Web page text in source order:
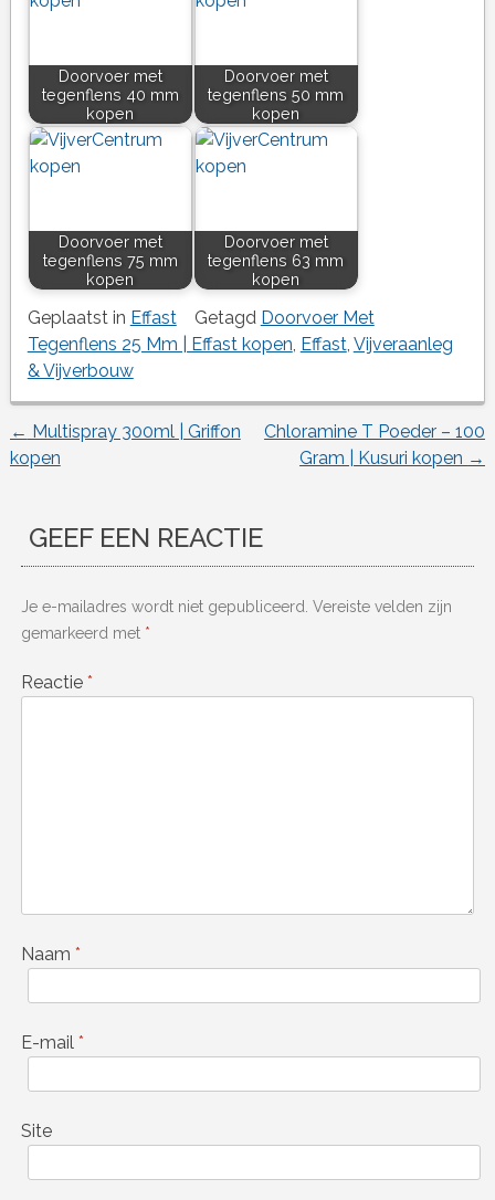
Doorvoer met
tegenflens 40 mm
kopen
Doorvoer met
tegenflens 50 mm
kopen
Doorvoer met
tegenflens 75 mm
kopen
Doorvoer met
tegenflens 63 mm
kopen
Geplaatst in Effast Getagd Doorvoer Met
Tegenflens 25 Mm | Effast kopen Effast, Vijveraanleg
& Vijverbouw
Berichtnavigatie
← Multispray 300ml | Griffon
kopen
Chloramine T Poeder – 100
Gram | Kusuri kopen →
GEEF EEN REACTIE
Je e-mailadres wordt niet gepubliceerd. Vereiste velden zijn
gemarkeerd met *
Reactie *
Naam *
E-mail *
Site